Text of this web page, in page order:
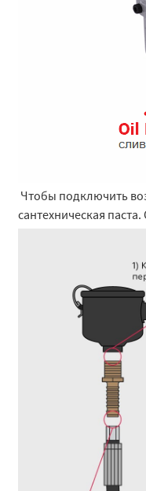
Чтобы подключить
сантехническая